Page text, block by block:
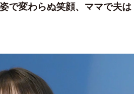
で変わらぬ笑顔、ママで夫は